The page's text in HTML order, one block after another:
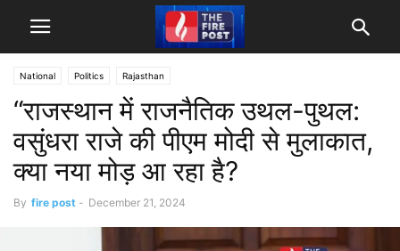
National Politics Rajasthan
“राजस्थान में राजनैतिक उथल-पुथल:
वसुंधरा राजे की पीएम मोदी से मुलाकात,
क्या नया मोड़ आ रहा है?
By fire post - December 21, 2024